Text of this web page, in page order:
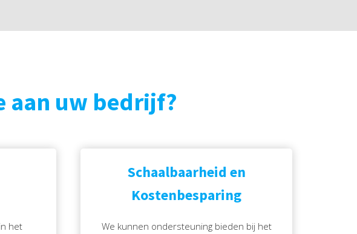
aan uw bedrijf?
het
Schaalbaarheid en
Kostenbesparing
We kunnen ondersteuning bieden bij het